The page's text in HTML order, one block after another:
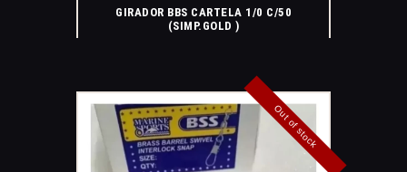
GIRADOR BBS CARTELA 1/0 C/50
(SIMP.GOLD )
Out of stock